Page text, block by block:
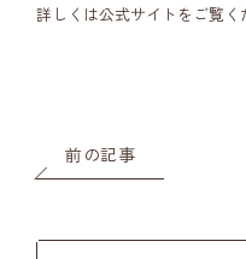
詳しくは公式サイトをご覧く
前の記事